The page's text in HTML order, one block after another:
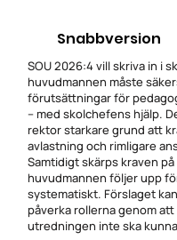
Snabbversion
SOU 2026:4 vill skriva in i
huvudmannen måste
förutsättningar för
– med skolchefens hjälp.
rektor starkare grund att
avlastning och rimligare
Samtidigt skärps kraven
huvudmannen följer upp
systematiskt. Förslaget
påverka rollerna genom
utredningen inte ska